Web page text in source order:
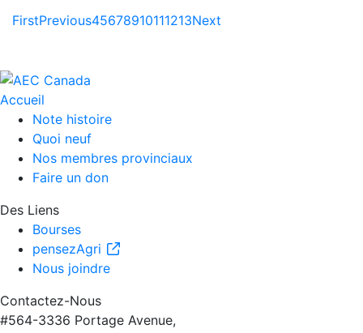
FirstPrevious45678910111213Next
Accueil
Note histoire
Quoi neuf
Nos membres provinciaux
Faire un don
Des Liens
Bourses
pensezAgri
Nous joindre
Contactez-Nous
#564-3336 Portage Avenue,